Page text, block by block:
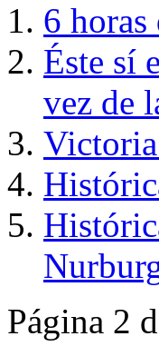
6
Éste sí
vez de
Victoria
Página 2